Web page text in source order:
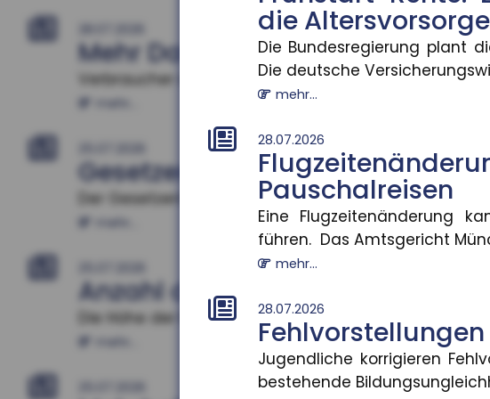
die Altersvorsorge
Die Bundesregierung plant
Die deutsche
mehr...
28.07.2026
Pauschalreisen
Eine Flugzeitenänderung
führen. Das Amtsgericht
mehr...
28.07.2026
Jugendliche korrigieren
bestehende
Mehr Datensouveränität im
Verbraucher sollen künftig selbst entscheiden
mehr...
Gesetzentwurf zur
Der Gesetzentwurf zur Frühstartrente nimmt Formen
mehr...
Anzahl der Versicherungsjahre
Die Höhe der Renten aus der gesetzlichen
mehr...